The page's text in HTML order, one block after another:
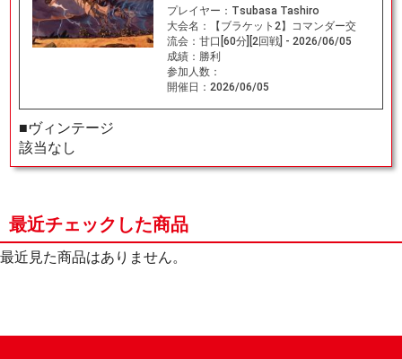
プレイヤー： Tsubasa Tashiro
大会名：
【ブラケット2】コマンダー交
流会：甘口[60分][2回戦] - 2026/06/05
成績： 勝利
参加人数：
開催日： 2026/06/05
■ヴィンテージ
該当なし
最近チェックした商品
最近見た商品はありません。